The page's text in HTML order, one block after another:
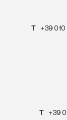
T +39
T
+39